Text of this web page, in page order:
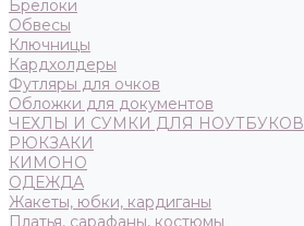
Брелоки
Обвесы
Ключницы
Кардхолдеры
Футляры для очков
Обложки для документов
ЧЕХЛЫ И СУМКИ ДЛЯ НОУТБУКОВ
РЮКЗАКИ
КИМОНО
ОДЕЖДА
Жакеты, юбки, кардиганы
Платья, сарафаны, костюмы